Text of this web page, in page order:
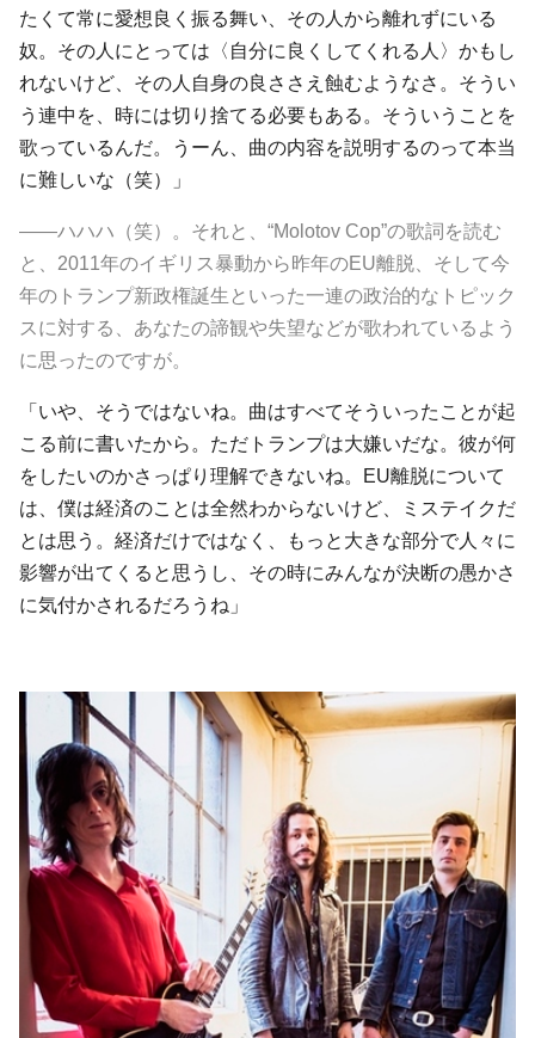
たくて常に愛想良く振る舞い、その人から離れずにいる
奴。その人にとっては〈自分に良くしてくれる人〉かもし
れないけど、その人自身の良ささえ蝕むようなさ。そうい
う連中を、時には切り捨てる必要もある。そういうことを
歌っているんだ。うーん、曲の内容を説明するのって本当
に難しいな（笑）」
――ハハハ（笑）。それと、“Molotov Cop”の歌詞を読む
と、2011年のイギリス暴動から昨年のEU離脱、そして今
年のトランプ新政権誕生といった一連の政治的なトピック
スに対する、あなたの諦観や失望などが歌われているよう
に思ったのですが。
「いや、そうではないね。曲はすべてそういったことが起
こる前に書いたから。ただトランプは大嫌いだな。彼が何
をしたいのかさっぱり理解できないね。EU離脱について
は、僕は経済のことは全然わからないけど、ミステイクだ
とは思う。経済だけではなく、もっと大きな部分で人々に
影響が出てくると思うし、その時にみんなが決断の愚かさ
に気付かされるだろうね」